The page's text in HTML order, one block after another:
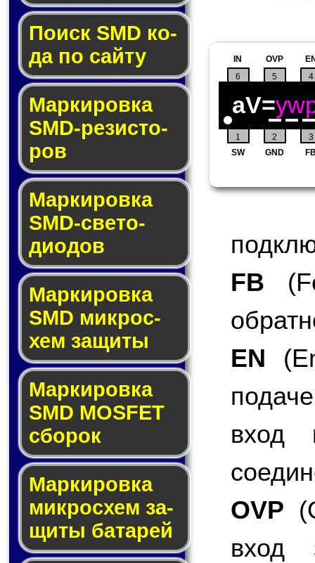
Поиск SMD ко­
да по сай­ту
Маркировка
SMD-ре­зис­то­
ров
Маркировка
SMD-све­то­
дио­дов
Мар­ки­ров­ка
SMD мик­рос­
хем защиты
Мар­ки­ров­ка
SMD MOSFET
сбо­рок
Мар­ки­ров­ка
мик­ро­схем за­
щи­ты ба­та­рей
1 2 3
4
SW GND
OVP
5
6
IN
aV=
FB
EN
вход
OVP
вход